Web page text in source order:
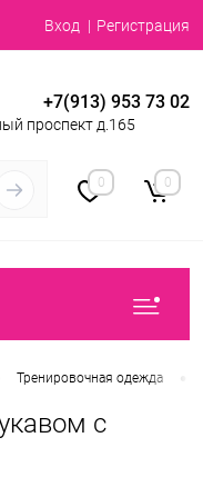
Вход Регистрация
+7(913) 953 73 02
проспект д.165
0 0
Тренировочная одежда
с